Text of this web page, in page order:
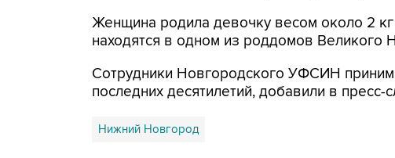
Женщина родила девочку весом около 2
находятся в одном из роддомов Великого
Сотрудники Новгородского УФСИН
последних десятилетий, добавили в пресс-
Нижний Новгород